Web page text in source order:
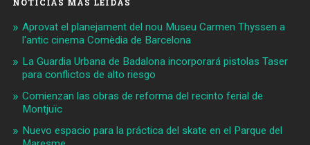
Aprovat el planejament del nou Museu Carmen Thyssen a
l'antic cinema Comèdia de Barcelona
La Guardia Urbana de Badalona incorporará pistolas Taser
para conflictos de alto riesgo
Comienzan las obras de reforma del recinto ferial de
Montjuïc
Nuevo espacio para la práctica del skate en el Parque del